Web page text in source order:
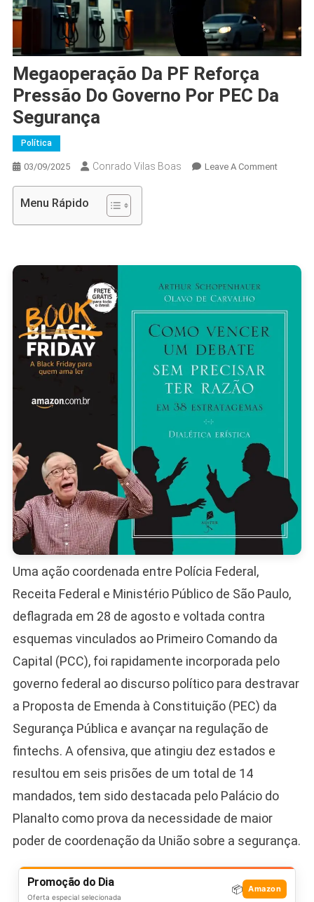
Megaoperação Da PF Reforça
Pressão Do Governo Por PEC Da
Segurança
Política
03/09/2025 Conrado Vilas Boas Leave A CommentOn
Do
PEC
Menu Rápido
Uma ação coordenada entre Polícia Federal,
Receita Federal e Ministério Público de São Paulo,
deflagrada em 28 de agosto e voltada contra
esquemas vinculados ao Primeiro Comando da
Capital (PCC), foi rapidamente incorporada pelo
governo federal ao discurso político para destravar
a Proposta de Emenda à Constituição (PEC) da
Segurança Pública e avançar na regulação de
fintechs. A ofensiva, que atingiu dez estados e
resultou em seis prisões de um total de 14
mandados, tem sido destacada pelo Palácio do
Planalto como prova da necessidade de maior
poder de coordenação da União sobre a segurança.
Promoção do Dia
Oferta especial selecionada
📦 Amazon